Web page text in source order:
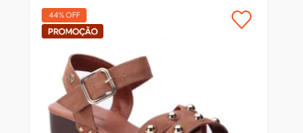
44% OFF